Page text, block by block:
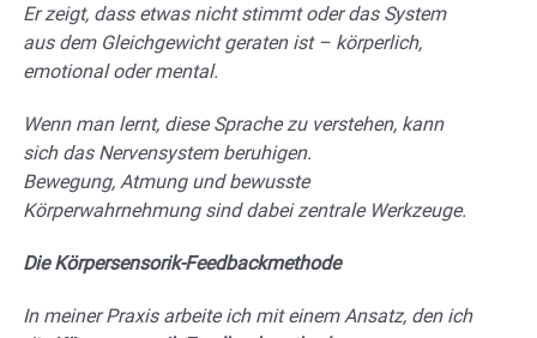
Er zeigt, dass etwas nicht stimmt oder das System
aus dem Gleichgewicht geraten ist – körperlich,
emotional oder mental.
Wenn man lernt, diese Sprache zu verstehen, kann
sich das Nervensystem beruhigen.
Bewegung, Atmung und bewusste
Körperwahrnehmung sind dabei zentrale Werkzeuge.
Die Körpersensorik-Feedbackmethode
In meiner Praxis arbeite ich mit einem Ansatz, den ich